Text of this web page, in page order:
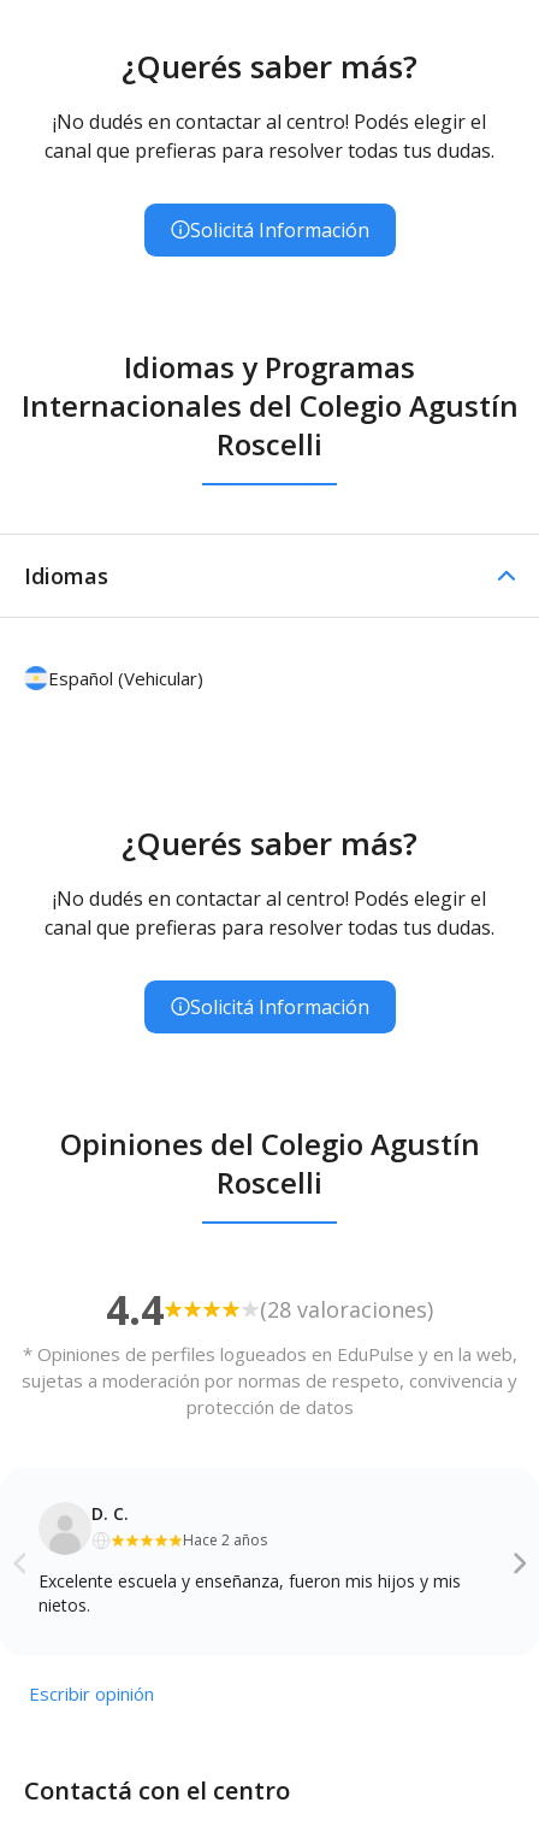
¿Querés saber más?
¡No dudés en contactar al centro! Podés elegir el
canal que prefieras para resolver todas tus dudas.
Solicitá Información
Idiomas y Programas
Internacionales del Colegio Agustín
Roscelli
Idiomas
Español (Vehicular)
¿Querés saber más?
¡No dudés en contactar al centro! Podés elegir el
canal que prefieras para resolver todas tus dudas.
Solicitá Información
Opiniones del Colegio Agustín
Roscelli
4.4 (28 valoraciones)
* Opiniones de perfiles logueados en EduPulse y en la web,
sujetas a moderación por normas de respeto, convivencia y
protección de datos
D. C.
Hace 2 años
Excelente escuela y enseñanza, fueron mis hijos y mis
nietos.
Escribir opinión
Contactá con el centro